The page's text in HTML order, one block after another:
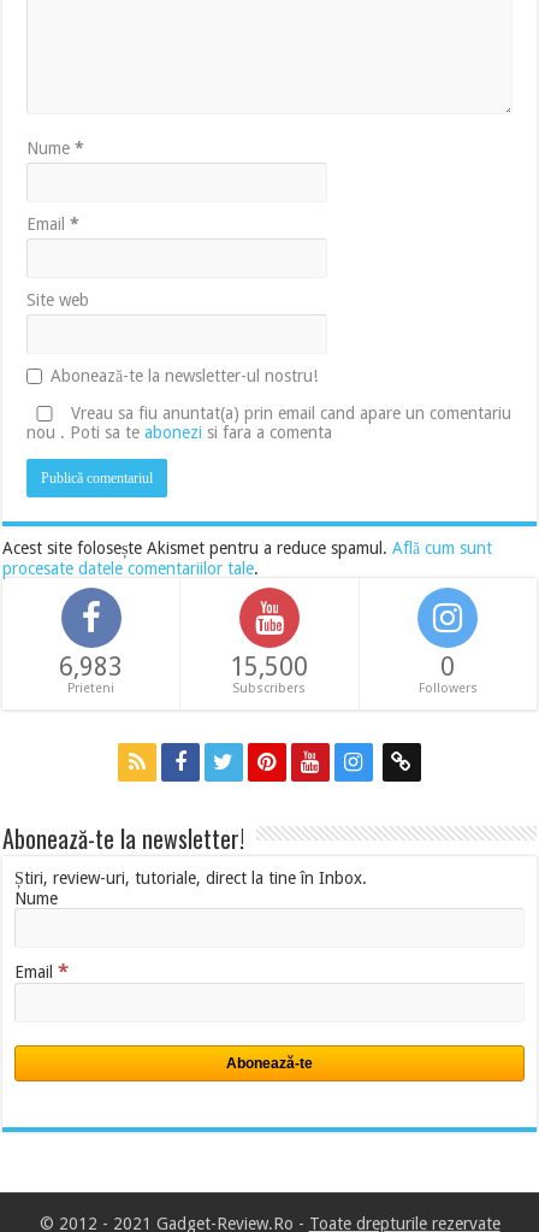
Nume*
Email*
Site web
Abonează-te la newsletter-ul nostru!
Vreau sa fiu anuntat(a) prin email cand apare un comentariu
nou . Poti sa teabonezi si fara a comenta
Acest site folosește Akismet pentru a reduce spamul.Află cum sunt
procesate datele comentariilor tale.
6,983
Prieteni
15,500
Subscribers
0
Followers
Abonează-te la newsletter!
Știri, review-uri, tutoriale, direct la tine în Inbox.
Nume
Email*
© 2012 - 2021 Gadget-Review.Ro - Toate drepturile rezervate